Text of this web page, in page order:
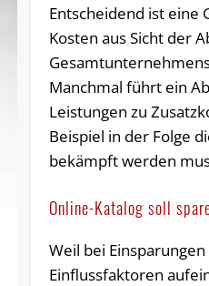
Entscheidend ist eine
Kosten aus Sicht der
Manchmal führt ein
Leistungen zu
Beispiel in der Folge
bekämpft werden
Online-Katalog soll
Weil bei
Einflussfaktoren